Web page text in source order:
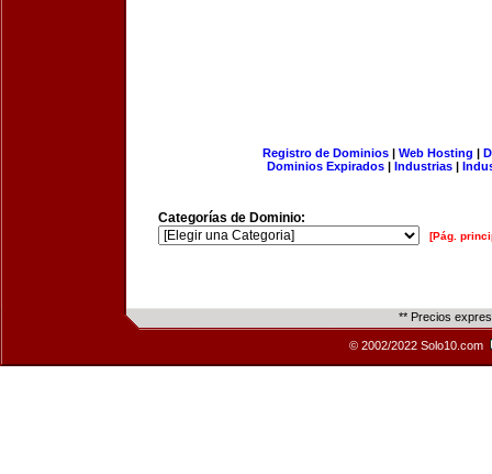
Registro de Dominios| Web Hosting |
Dominios Expirados | Industrias |
Categorías de Dominio:
[Pág.
** Precios
© 2002/2022 Solo10.com